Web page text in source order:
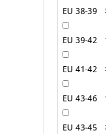
EU 38-39
EU 39-42
EU 41-42
EU 43-46
EU 43-45